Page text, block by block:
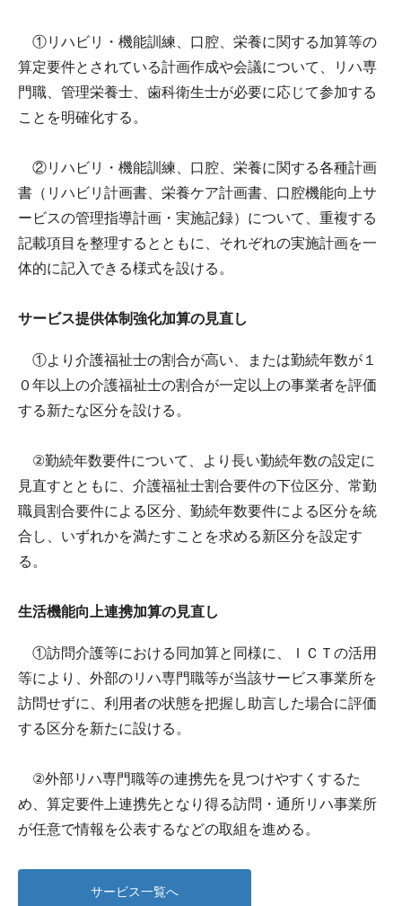
①リハビリ・機能訓練、口腔、栄養に関する加算等の
算定要件とされている計画作成や会議について、リハ専
門職、管理栄養士、歯科衛生士が必要に応じて参加する
ことを明確化する。
②リハビリ・機能訓練、口腔、栄養に関する各種計画
書（リハビリ計画書、栄養ケア計画書、口腔機能向上サ
ービスの管理指導計画・実施記録）について、重複する
記載項目を整理するとともに、それぞれの実施計画を一
体的に記入できる様式を設ける。
サービス提供体制強化加算の見直し
①より介護福祉士の割合が高い、または勤続年数が１
０年以上の介護福祉士の割合が一定以上の事業者を評価
する新たな区分を設ける。
②勤続年数要件について、より長い勤続年数の設定に
見直すとともに、介護福祉士割合要件の下位区分、常勤
職員割合要件による区分、勤続年数要件による区分を統
合し、いずれかを満たすことを求める新区分を設定す
る。
生活機能向上連携加算の見直し
①訪問介護等における同加算と同様に、ＩＣＴの活用
等により、外部のリハ専門職等が当該サービス事業所を
訪問せずに、利用者の状態を把握し助言した場合に評価
する区分を新たに設ける。
②外部リハ専門職等の連携先を見つけやすくするた
め、算定要件上連携先となり得る訪問・通所リハ事業所
が任意で情報を公表するなどの取組を進める。
サービス一覧へ